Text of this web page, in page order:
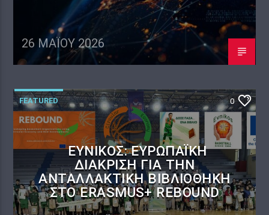
26 ΜΑΪ́ΟΥ 2026
FEATURED 0
ΕΎΝΙΚΟΣ: ΕΥΡΩΠΑΪΚΉ
ΔΙΆΚΡΙΣΗ ΓΙΑ ΤΗΝ
ΑΝΤΑΛΛΑΚΤΙΚΉ ΒΙΒΛΙΟΘΉΚΗ
ΣΤΟ ERASMUS+ REBOUND